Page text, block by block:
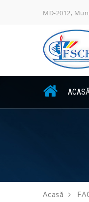
MD-2012,
Acasă